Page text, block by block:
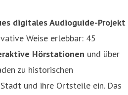
digitales Audioguide-Projekt
Weise erlebbar: 45
Hörstationen und über
zu historischen
und ihre Ortsteile ein. Das